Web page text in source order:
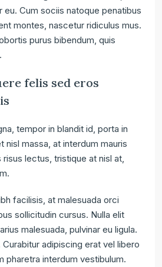
eu. Cum sociis natoque penatibus
montes, nascetur ridiculus mus.
purus bibendum, quis
felis sed eros
tempor in blandit id, porta in
nisl massa, at interdum mauris
lectus, tristique at nisl at,
facilisis, at malesuada orci
sollicitudin cursus. Nulla elit
malesuada, pulvinar eu ligula.
adipiscing erat vel libero
pharetra interdum vestibulum.